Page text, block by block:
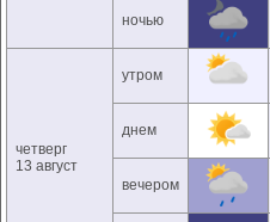
ночью
четверг
13 август
утром
днем
вечером